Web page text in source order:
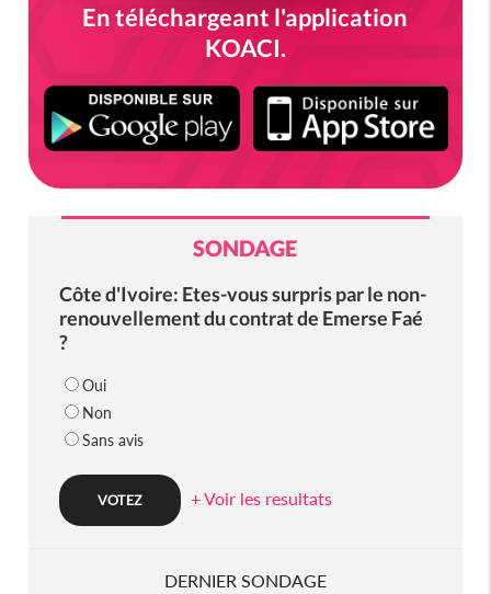
En téléchargeant l'application
KOACI.
SONDAGE
Côte d'Ivoire: Etes-vous surpris par le non-
renouvellement du contrat de Emerse Faé
?
Oui
Non
Sans avis
+ Voir les resultats
DERNIER SONDAGE